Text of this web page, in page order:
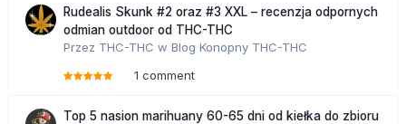
Rudealis Skunk #2 oraz #3 XXL – recenzja odpornych
odmian outdoor od THC-THC
Przez THC-THC w Blog Konopny THC-THC
1 comment
Top 5 nasion marihuany 60-65 dni od kiełka do zbioru